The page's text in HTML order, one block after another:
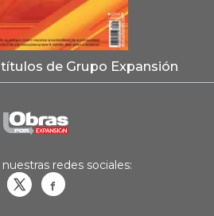
de Grupo Expansión
redes sociales: